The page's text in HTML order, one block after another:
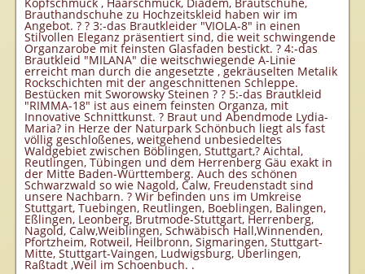
Kopfschmuck , Haarschmuck, Diadem, Brautschuhe,
Brauthandschuhe zu Hochzeitskleid haben wir im
Angebot. ? ? 3:-das Brautkleider "VIOLA-8" in einen
Stilvollen Eleganz präsentiert sind, die weit schwingende
Organzarobe mit feinsten Glasfaden bestickt. ? 4:-das
Brautkleid "MILANA" die weitschwiegende A-Linie
erreicht man durch die angesetzte , gekräuselten Metalik
Rockschichten mit der angeschnittenen Schleppe.
Bestücken mit Sworowsky Steinen ? ? 5:-das Brautkleid
"RIMMA-18" ist aus einem feinsten Organza, mit
Innovative Schnittkunst. ? Braut und Abendmode Lydia-
Maria? in Herze der Naturpark Schönbuch liegt als fast
völlig geschloßenes, weitgehend unbesiedeltes
Waldgebiet zwischen Böblingen, Stuttgart,? Aichtal,
Reutlingen, Tübingen und dem Herrenberg Gäu exakt in
der Mitte Baden-Württemberg. Auch des schönen
Schwarzwald so wie Nagold, Calw, Freudenstadt sind
unsere Nachbarn. ? Wir befinden uns im Umkreise
Stuttgart, Tuebingen, Reutlingen, Boeblingen, Balingen,
Eßlingen, Leonberg, Brutmode-Stuttgart, Herrenberg,
Nagold, Calw,Weiblingen, Schwäbisch Hall,Winnenden,
Pfortzheim, Rotweil, Heilbronn, Sigmaringen, Stuttgart-
Mitte, Stuttgart-Vaingen, Ludwigsburg, Uberlingen,
Raßtadt ,Weil im Schoenbuch. .